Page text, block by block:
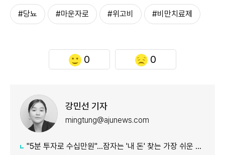
#당뇨 #마운자로 #위고비 #비만치료제
0 0
강민선 기자
mingtung@ajunews.com
"5분 투자로 수십만원"…잠자는 '내 돈' 찾는 가장 쉬운 방법